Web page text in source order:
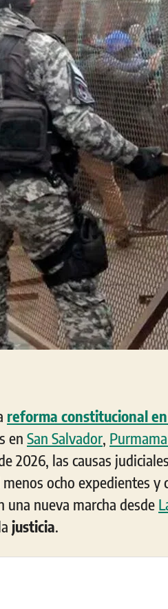
reforma constitucional
en San Salvador,
2026, las causas
ocho expedientes y
una nueva marcha desde
justicia.